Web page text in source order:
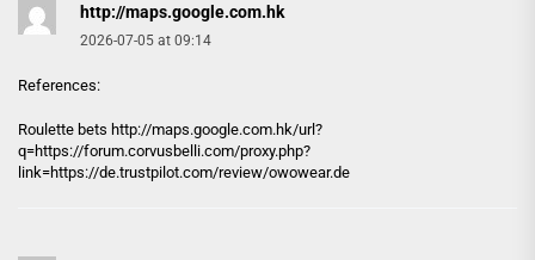
http://maps.google.com.hk
2026-07-05 at 09:14
References:
Roulette bets http://maps.google.com.hk/url?
q=https://forum.corvusbelli.com/proxy.php?
link=https://de.trustpilot.com/review/owowear.de